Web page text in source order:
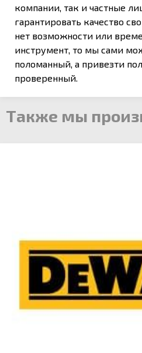
компании, так и частные
гарантировать качество
нет возможности или
инструмент, то мы сами
поломанный, а привезти
проверенный.
Также мы